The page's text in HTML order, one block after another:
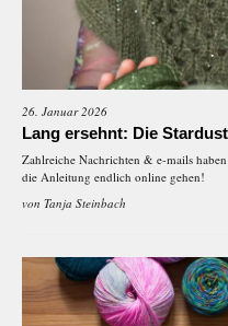
26. Januar 2026
Lang ersehnt: Die
Zahlreiche Nachrichten & e-mails
die Anleitung endlich online gehen!
von Tanja Steinbach